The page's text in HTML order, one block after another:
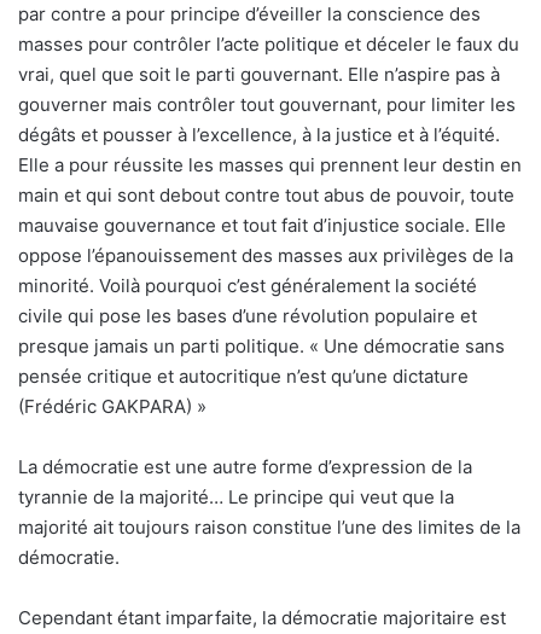
par contre a pour principe d’éveiller la conscience des
masses pour contrôler l’acte politique et déceler le faux du
vrai, quel que soit le parti gouvernant. Elle n’aspire pas à
gouverner mais contrôler tout gouvernant, pour limiter les
dégâts et pousser à l’excellence, à la justice et à l’équité.
Elle a pour réussite les masses qui prennent leur destin en
main et qui sont debout contre tout abus de pouvoir, toute
mauvaise gouvernance et tout fait d’injustice sociale. Elle
oppose l’épanouissement des masses aux privilèges de la
minorité. Voilà pourquoi c’est généralement la société
civile qui pose les bases d’une révolution populaire et
presque jamais un parti politique. « Une démocratie sans
pensée critique et autocritique n’est qu’une dictature
(Frédéric GAKPARA) »
La démocratie est une autre forme d’expression de la
tyrannie de la majorité… Le principe qui veut que la
majorité ait toujours raison constitue l’une des limites de la
démocratie.
Cependant étant imparfaite, la démocratie majoritaire est